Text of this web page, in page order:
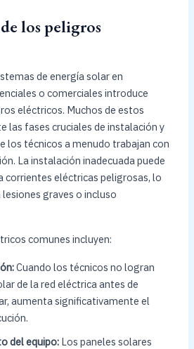
los peligros
de energía solar en
o comerciales introduce
eléctricos. Muchos de estos
las fases cruciales de instalación y
los técnicos a menudo trabajan con
La instalación inadecuada puede
corrientes eléctricas peligrosas, lo
graves o incluso
comunes incluyen:
Cuando los técnicos no logran
de la red eléctrica antes de
aumenta significativamente el
del equipo:Los paneles solares